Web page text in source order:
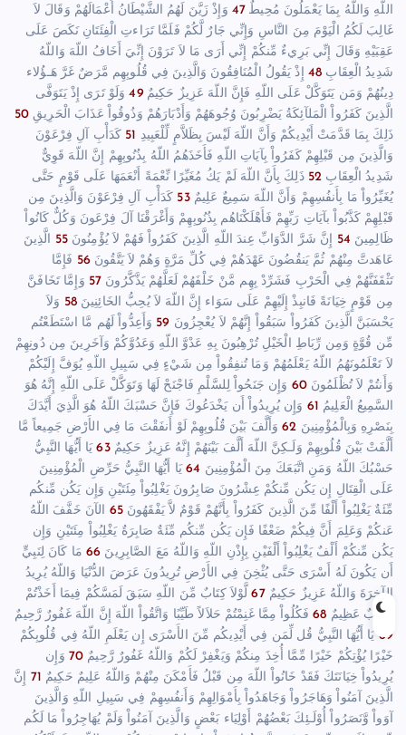
اللّهِ وَاللّهُ بِمَا يَعْمَلُونَ مُحِيطٌ47 وَإِذْ زَيَّنَ لَهُمُ الشَّيْطَانُ أَعْمَالَهُمْ وَقَالَ لاَ
غَالِبَ لَكُمُ الْيَوْمَ مِنَ النَّاسِ وَإِنِّي جَارٌ لَّكُمْ فَلَمَّا تَرَاءتِ الْفِئَتَانِ نَكَصَ عَلَى
عَقِبَيْهِ وَقَالَ إِنِّي بَرِيءٌ مِّنكُمْ إِنِّي أَرَى مَا لاَ تَرَوْنَ إِنِّيَ أَخَافُ اللّهَ وَاللّهُ
شَدِيدُ الْعِقَابِ 48 إِذْ يَقُولُ الْمُنَافِقُونَ وَالَّذِينَ فِي قُلُوبِهِم مَّرَضٌ غَرَّ هَـؤُلاء
دِينُهُمْ وَمَن يَتَوَكَّلْ عَلَى اللّهِ فَإِنَّ اللّهَ عَزِيزٌ حَكِيمٌ49وَلَوْ تَرَى إِذْ يَتَوَفَّى
الَّذِينَ كَفَرُواْ الْمَلآئِكَةُ يَضْرِبُونَ وُجُوهَهُمْ وَأَدْبَارَهُمْ وَذُوقُواْ عَذَابَ الْحَرِيقِ 50
ذَلِكَ بِمَا قَدَّمَتْ أَيْدِيكُمْ وَأَنَّ اللّهَ لَيْسَ بِظَلاَّمٍ لِّلْعَبِيدِ 51 كَدَأْبِ آلِ فِرْعَوْنَ
وَالَّذِينَ مِن قَبْلِهِمْ كَفَرُواْ بِآيَاتِ اللّهِ فَأَخَذَهُمُ اللّهُ بِذُنُوبِهِمْ إِنَّ اللّهَ قَوِيٌّ
شَدِيدُ الْعِقَابِ 52 ذَلِكَ بِأَنَّ اللّهَ لَمْ يَكُ مُغَيِّرًا نِّعْمَةً أَنْعَمَهَا عَلَى قَوْمٍ حَتَّى
يُغَيِّرُواْ مَا بِأَنفُسِهِمْ وَأَنَّ اللّهَ سَمِيعٌ عَلِيمٌ53 كَدَأْبِ آلِ فِرْعَوْنَ وَالَّذِينَ مِن
قَبْلِهِمْ كَذَّبُواْ بآيَاتِ رَبِّهِمْ فَأَهْلَكْنَاهُم بِذُنُوبِهِمْ وَأَغْرَقْنَا آلَ فِرْعَونَ وَكُلٌّ كَانُواْ
ظَالِمِينَ 54 إِنَّ شَرَّ الدَّوَابِّ عِندَ اللّهِ الَّذِينَ كَفَرُواْ فَهُمْ لاَ يُؤْمِنُونَ55 الَّذِينَ
عَاهَدتَّ مِنْهُمْ ثُمَّ يَنقُضُونَ عَهْدَهُمْ فِي كُلِّ مَرَّةٍ وَهُمْ لاَ يَتَّقُونَ 56 فَإِمَّا
تَثْقَفَنَّهُمْ فِي الْحَرْبِ فَشَرِّدْ بِهِم مَّنْ خَلْفَهُمْ لَعَلَّهُمْ يَذَّكَّرُونَ 57 وَإِمَّا تَخَافَنَّ
مِن قَوْمٍ خِيَانَةً فَانبِذْ إِلَيْهِمْ عَلَى سَوَاء إِنَّ اللّهَ لاَ يُحِبُّ الخَائِنِينَ58 وَلاَ
يَحْسَبَنَّ الَّذِينَ كَفَرُواْ سَبَقُواْ إِنَّهُمْ لاَ يُعْجِزُونَ 59 وَأَعِدُّواْ لَهُم مَّا اسْتَطَعْتُم
مِّن قُوَّةٍ وَمِن رِّبَاطِ الْخَيْلِ تُرْهِبُونَ بِهِ عَدْوَّ اللّهِ وَعَدُوَّكُمْ وَآخَرِينَ مِن دُونِهِمْ
لاَ تَعْلَمُونَهُمُ اللّهُ يَعْلَمُهُمْ وَمَا تُنفِقُواْ مِن شَيْءٍ فِي سَبِيلِ اللّهِ يُوَفَّ إِلَيْكُمْ
وَأَنتُمْ لاَ تُظْلَمُونَ60 وَإِن جَنَحُواْ لِلسَّلْمِ فَاجْنَحْ لَهَا وَتَوَكَّلْ عَلَى اللّهِ إِنَّهُ هُوَ
السَّمِيعُ الْعَلِيمُ 61 وَإِن يُرِيدُواْ أَن يَخْدَعُوكَ فَإِنَّ حَسْبَكَ اللّهُ هُوَ الَّذِيَ أَيَّدَكَ
بِنَصْرِهِ وَبِالْمُؤْمِنِينَ 62وَأَلَّفَ بَيْنَ قُلُوبِهِمْ لَوْ أَنفَقْتَ مَا فِي الأَرْضِ جَمِيعاً مَّا
أَلَّفَتْ بَيْنَ قُلُوبِهِمْ وَلَـكِنَّ اللّهَ أَلَّفَ بَيْنَهُمْ إِنَّهُ عَزِيزٌ حَكِيمٌ63يَا أَيُّهَا النَّبِيُّ
حَسْبُكَ اللّهُ وَمَنِ اتَّبَعَكَ مِنَ الْمُؤْمِنِينَ 64يَا أَيُّهَا النَّبِيُّ حَرِّضِ الْمُؤْمِنِينَ
عَلَى الْقِتَالِ إِن يَكُن مِّنكُمْ عِشْرُونَ صَابِرُونَ يَغْلِبُواْ مِئَتَيْنِ وَإِن يَكُن مِّنكُم
مِّئَةٌ يَغْلِبُواْ أَلْفًا مِّنَ الَّذِينَ كَفَرُواْ بِأَنَّهُمْ قَوْمٌ لاَّ يَفْقَهُونَ65 الآنَ خَفَّفَ اللّهُ
عَنكُمْ وَعَلِمَ أَنَّ فِيكُمْ ضَعْفًا فَإِن يَكُن مِّنكُم مِّئَةٌ صَابِرَةٌ يَغْلِبُواْ مِئَتَيْنِ وَإِن
يَكُن مِّنكُمْ أَلْفٌ يَغْلِبُواْ أَلْفَيْنِ بِإِذْنِ اللّهِ وَاللّهُ مَعَ الصَّابِرِينَ 66مَا كَانَ لِنَبِيٍّ
أَن يَكُونَ لَهُ أَسْرَى حَتَّى يُثْخِنَ فِي الأَرْضِ تُرِيدُونَ عَرَضَ الدُّنْيَا وَاللّهُ يُرِيدُ
الآخِرَةَ وَاللّهُ عَزِيزٌ حَكِيمٌ67لَّوْلاَ كِتَابٌ مِّنَ اللّهِ سَبَقَ لَمَسَّكُمْ فِيمَا أَخَذْتُمْ
عَذَابٌ عَظِيمٌ 68فَكُلُواْ مِمَّا غَنِمْتُمْ حَلاَلاً طَيِّبًا وَاتَّقُواْ اللّهَ إِنَّ اللّهَ غَفُورٌ رَّحِيمٌ
69 يَا أَيُّهَا النَّبِيُّ قُل لِّمَن فِي أَيْدِيكُم مِّنَ الأَسْرَى إِن يَعْلَمِ اللّهُ فِي قُلُوبِكُمْ
خَيْرًا يُؤْتِكُمْ خَيْرًا مِّمَّا أُخِذَ مِنكُمْ وَيَغْفِرْ لَكُمْ وَاللّهُ غَفُورٌ رَّحِيمٌ 70 وَإِن
يُرِيدُواْ خِيَانَتَكَ فَقَدْ خَانُواْ اللّهَ مِن قَبْلُ فَأَمْكَنَ مِنْهُمْ وَاللّهُ عَلِيمٌ حَكِيمٌ 71 إِنَّ
الَّذِينَ آمَنُواْ وَهَاجَرُواْ وَجَاهَدُواْ بِأَمْوَالِهِمْ وَأَنفُسِهِمْ فِي سَبِيلِ اللّهِ وَالَّذِينَ
آوَواْ وَّنَصَرُواْ أُوْلَـئِكَ بَعْضُهُمْ أَوْلِيَاء بَعْضٍ وَالَّذِينَ آمَنُواْ وَلَمْ يُهَاجِرُواْ مَا لَكُم